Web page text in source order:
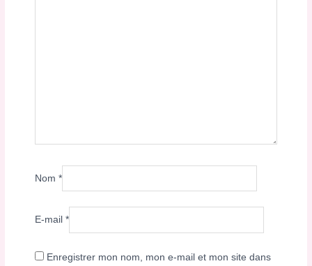
Nom*
E-mail*
Enregistrer mon nom, mon e-mail et mon site dans